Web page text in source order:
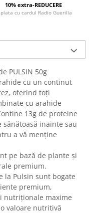
10% extra-REDUCERE
cu cardul Radio Guerilla
PULSIN 50g
cu un continut
oferind toți
cu arahide
13g de proteine
sănătoasă inainte sau
a vă menține
pe bază de plante și
premium.
la Pulsin sunt bogate
premium,
nutriționale maxime
valoare nutritivă